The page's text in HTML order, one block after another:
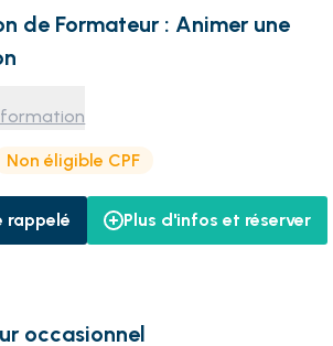
de Formateur : Animer une
Non éligible CPF
rappelé Plus d'infos et réserver
occasionnel